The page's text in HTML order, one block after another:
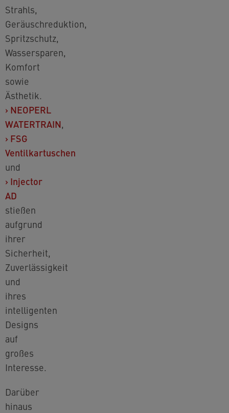
Strahls,
Geräuschreduktion,
Spritzschutz,
Wassersparen,
Komfort
sowie
Ästhetik.
› NEOPERL
WATERTRAIN,
› FSG
Ventilkartuschen
und
› Injector
AD
stießen
aufgrund
ihrer
Sicherheit,
Zuverlässigkeit
und
ihres
intelligenten
Designs
auf
großes
Interesse.
Darüber
hinaus